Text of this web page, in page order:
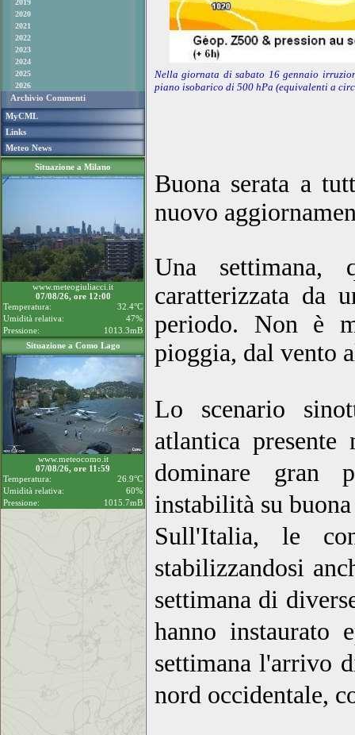
2019
2020
2021
2022
2023
2024
2025
2026
Archivio Commenti
MyCML
Links
Meteo News
Situazione a Milano
www.meteogiuliacci.it
07/08/26, ore 12:00
Temperatura:
32.4°C
Umidità relativa:
47%
Pressione:
1013.3mB
Situazione a Como Lago
www.meteocomo.it
07/08/26, ore 11:59
Temperatura:
26.9°C
Umidità relativa:
60%
Pressione:
1015.7mB
Nella giornata di sabato 16 gennaio
piano isobarico di 500 hPa (equivalenti a
Buona serata a
nuovo
Una settimana,
caratterizzata da
periodo. Non è
pioggia, dal vento
Lo scenario
atlantica
dominare gran
instabilità su
Sull'Italia, le
stabilizzandosi
settimana di
hanno instaurato
settimana l'arrivo
nord occidentale,